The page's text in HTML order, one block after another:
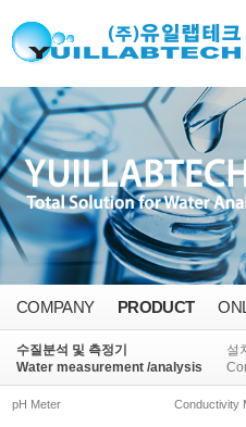
COMPANY PRODUCT
수질분석 및 측정기
Water measurement /analysis
설
pH Meter Conductivity